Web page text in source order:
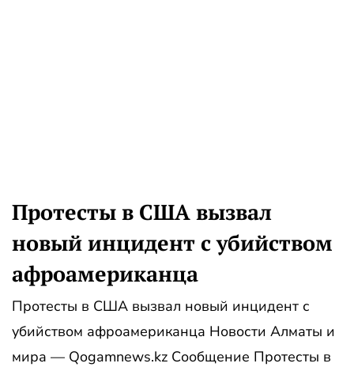
Протесты в США вызвал
новый инцидент с убийством
афроамериканца
Протесты в США вызвал новый инцидент с
убийством афроамериканца Новости Алматы и
мира — Qogamnews.kz Сообщение Протесты в